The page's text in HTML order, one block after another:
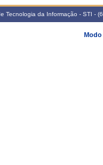
Tecnologia da Informação - STI -
Modo